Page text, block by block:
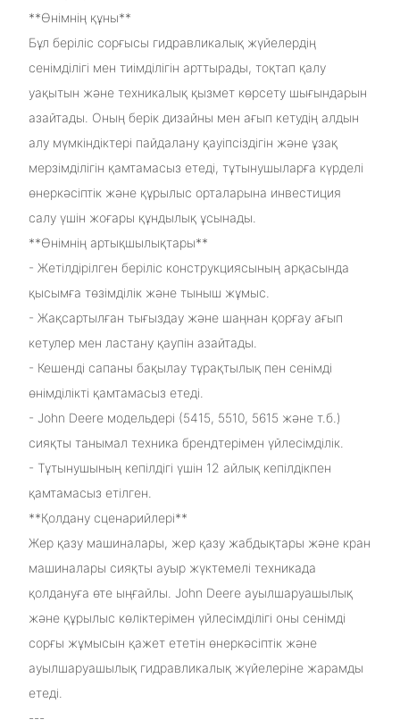
**Өнімнің құны**
Бұл беріліс сорғысы гидравликалық жүйелердің
сенімділігі мен тиімділігін арттырады, тоқтап қалу
уақытын және техникалық қызмет көрсету шығындарын
азайтады. Оның берік дизайны мен ағып кетудің алдын
алу мүмкіндіктері пайдалану қауіпсіздігін және ұзақ
мерзімділігін қамтамасыз етеді, тұтынушыларға күрделі
өнеркәсіптік және құрылыс орталарына инвестиция
салу үшін жоғары құндылық ұсынады.
**Өнімнің артықшылықтары**
- Жетілдірілген беріліс конструкциясының арқасында
қысымға төзімділік және тыныш жұмыс.
- Жақсартылған тығыздау және шаңнан қорғау ағып
кетулер мен ластану қаупін азайтады.
- Кешенді сапаны бақылау тұрақтылық пен сенімді
өнімділікті қамтамасыз етеді.
- John Deere модельдері (5415, 5510, 5615 және т.б.)
сияқты танымал техника брендтерімен үйлесімділік.
- Тұтынушының кепілдігі үшін 12 айлық кепілдікпен
қамтамасыз етілген.
**Қолдану сценарийлері**
Жер қазу машиналары, жер қазу жабдықтары және кран
машиналары сияқты ауыр жүктемелі техникада
қолдануға өте ыңғайлы. John Deere ауылшаруашылық
және құрылыс көліктерімен үйлесімділігі оны сенімді
сорғы жұмысын қажет ететін өнеркәсіптік және
ауылшаруашылық гидравликалық жүйелеріне жарамды
етеді.
---